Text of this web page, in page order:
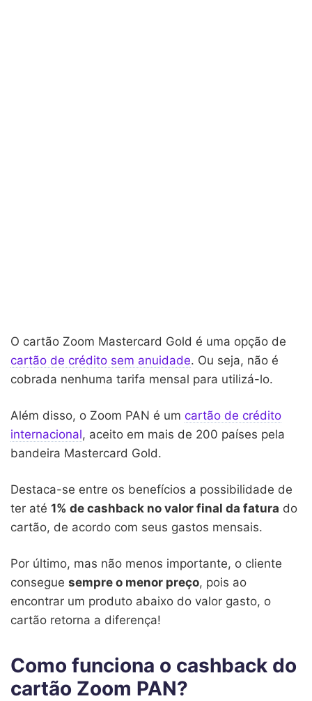
O cartão Zoom Mastercard Gold é uma opção de
cartão de crédito sem anuidade. Ou seja, não é
cobrada nenhuma tarifa mensal para utilizá-lo.
Além disso, o Zoom PAN é um cartão de crédito
internacional, aceito em mais de 200 países pela
bandeira Mastercard Gold.
Destaca-se entre os benefícios a possibilidade de
ter até 1% de cashback no valor final da fatura do
cartão, de acordo com seus gastos mensais.
Por último, mas não menos importante, o cliente
consegue sempre o menor preço, pois ao
encontrar um produto abaixo do valor gasto, o
cartão retorna a diferença!
Como funciona o cashback do
cartão Zoom PAN?